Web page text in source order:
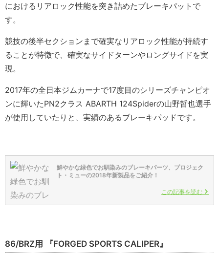
におけるリアロック性能を突き詰めたブレーキパットで
す。
競技の後半セクションまで確実なリアロック性能が持続す
ることが特徴で、確実なサイドターンやロングサイドを実
現。
2017年の全日本ジムカーナで17度目のシリーズチャンピオ
ンに輝いたPN2クラス ABARTH 124Spiderの山野哲也選手
が使用していたりと、実績のあるブレーキパッドです。
鮮やかな緑色でお馴染みのブレーキパーツ、プロジェク
ト・ミューの2018年新製品をご紹介！
この記事を読む
86/BRZ用 『FORGED SPORTS CALIPER』